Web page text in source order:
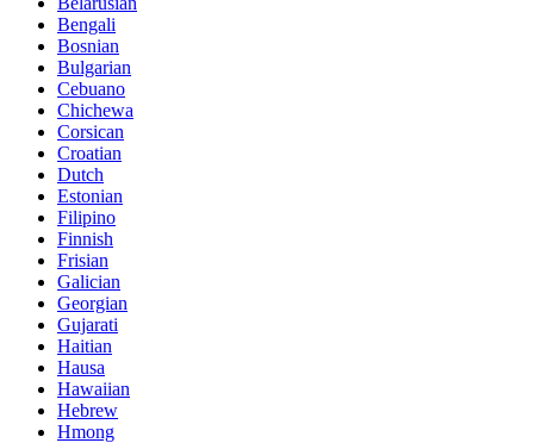
Bengali
Bosnian
Bulgarian
Cebuano
Chichewa
Corsican
Croatian
Dutch
Estonian
Filipino
Finnish
Frisian
Galician
Georgian
Gujarati
Haitian
Hausa
Hawaiian
Hebrew
Hmong